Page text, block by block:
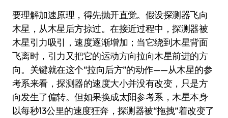
要理解加速原理，得先抛开直觉。假设探测器飞向
木星，从木星后方掠过。在接近过程中，探测器被
木星引力吸引，速度逐渐增加；当它绕到木星背面
飞离时，引力又把它的运动方向拉向木星前进的方
向。关键就在这个“拉向后方”的动作——从木星的参
考系来看，探测器的速度大小并没有改变，只是方
向发生了偏转。但如果换成太阳参考系，木星本身
以每秒13公里的速度狂奔，探测器被“拖拽”着改变了